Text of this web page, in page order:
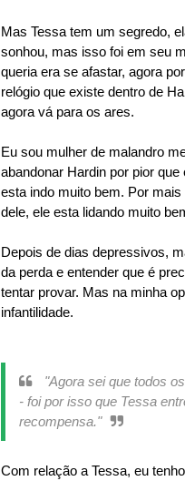
Mas Tessa tem um segredo,
sonhou, mas isso foi em seu
queria era se afastar, agora
relógio que existe dentro de
agora vá para os ares.
Eu sou mulher de malandro
abandonar Hardin por pior
esta indo muito bem. Por
dele, ele esta lidando muito
Depois de dias depressivos,
da perda e entender que é
tentar provar. Mas na minha
infantilidade.
"Agora sei que todos
- foi por isso que Tessa
recompensa."
Com relação a Tessa, eu